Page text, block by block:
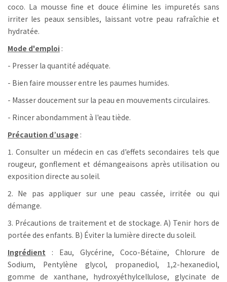
coco. La mousse fine et douce élimine les impuretés sans
irriter les peaux sensibles, laissant votre peau rafraîchie et
hydratée.
Mode d'emploi :
- Presser la quantité adéquate.
- Bien faire mousser entre les paumes humides.
- Masser doucement sur la peau en mouvements circulaires.
- Rincer abondamment à l'eau tiède.
Précaution d’usage :
1. Consulter un médecin en cas d'effets secondaires tels que
rougeur, gonflement et démangeaisons après utilisation ou
exposition directe au soleil.
2. Ne pas appliquer sur une peau cassée, irritée ou qui
démange.
3. Précautions de traitement et de stockage. A) Tenir hors de
portée des enfants. B) Éviter la lumière directe du soleil.
Ingrédient : Eau, Glycérine, Coco-Bétaïne, Chlorure de
Sodium, Pentylène glycol, propanediol, 1,2-hexanediol,
gomme de xanthane, hydroxyéthylcellulose, glycinate de